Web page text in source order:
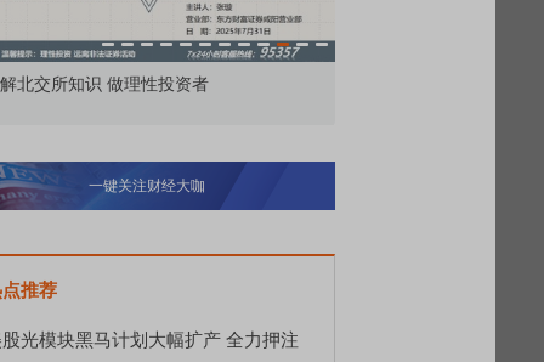
市价委托那么多种，究竟怎么用？
一键关注财经大咖
推荐
光模块黑马计划大幅扩产 全力押注